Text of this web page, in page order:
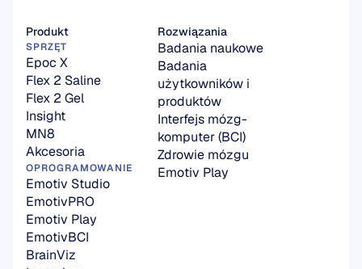
Rozwiązania
Badania naukowe
Badania
użytkowników i
produktów
Interfejs mózg-
komputer (BCI)
Zdrowie mózgu
Emotiv Play
Produkt
SPRZĘT
Epoc X
Flex 2 Saline
Flex 2 Gel
Insight
MN8
Akcesoria
OPROGRAMOWANIE
Emotiv Studio
EmotivPRO
Emotiv Play
EmotivBCI
BrainViz